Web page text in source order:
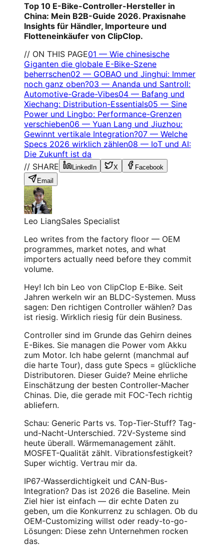
Top 10 E-Bike-Controller-Hersteller in
China: Mein B2B-Guide 2026. Praxisnahe
Insights für Händler, Importeure und
Flotteneinkäufer von ClipClop.
// ON THIS PAGE01 — Wie chinesische
Giganten die globale E-Bike-Szene
beherrschen02 — GOBAO und Jinghui: Immer
noch ganz oben?03 — Ananda und Santroll:
Automotive-Grade-Vibes04 — Bafang und
Xiechang: Distribution-Essentials05 — Sine
Power und Lingbo: Performance-Grenzen
verschieben06 — Yuan Lang und Jiuzhou:
Gewinnt vertikale Integration?07 — Welche
Specs 2026 wirklich zählen08 — IoT und AI:
Die Zukunft ist da
// SHARE
LinkedIn X
Facebook
Email
Leo LiangSales Specialist
Leo writes from the factory floor — OEM
programmes, market notes, and what
importers actually need before they commit
volume.
Hey! Ich bin Leo von ClipClop E-Bike. Seit
Jahren werkeln wir an BLDC-Systemen. Muss
sagen: Den richtigen Controller wählen? Das
ist riesig. Wirklich riesig für dein Business.
Controller sind im Grunde das Gehirn deines
E-Bikes. Sie managen die Power vom Akku
zum Motor. Ich habe gelernt (manchmal auf
die harte Tour), dass gute Specs = glückliche
Distributoren. Dieser Guide? Meine ehrliche
Einschätzung der besten Controller-Macher
Chinas. Die, die gerade mit FOC-Tech richtig
abliefern.
Schau: Generic Parts vs. Top-Tier-Stuff? Tag-
und-Nacht-Unterschied. 72V-Systeme sind
heute überall. Wärmemanagement zählt.
MOSFET-Qualität zählt. Vibrationsfestigkeit?
Super wichtig. Vertrau mir da.
IP67-Wasserdichtigkeit und CAN-Bus-
Integration? Das ist 2026 die Baseline. Mein
Ziel hier ist einfach — dir echte Daten zu
geben, um die Konkurrenz zu schlagen. Ob du
OEM-Customizing willst oder ready-to-go-
Lösungen: Diese zehn Unternehmen rocken
das.